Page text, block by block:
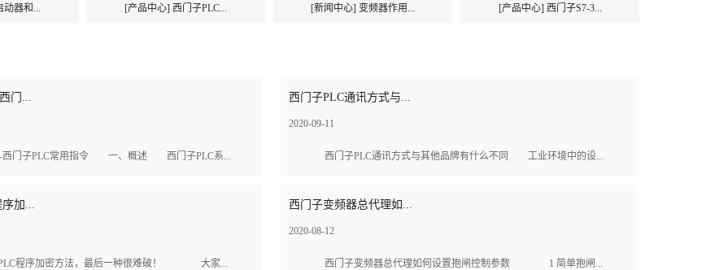
动器和... [产品中心] 西门子PLC... [新闻中心] 变频器作用... [产品中心] 西门子S7-3...
门...
-西门子PLC常用指令 一、概述 西门子PLC系...
西门子PLC通讯方式与...
2020-09-11
西门子PLC通讯方式与其他品牌有什么不同 工业环境中的设...
序加...
程序加密方法，最后一种很难破！ 大家...
西门子变频器总代理如...
2020-08-12
西门子变频器总代理如何设置抱闸控制参数 1 简单抱闸...